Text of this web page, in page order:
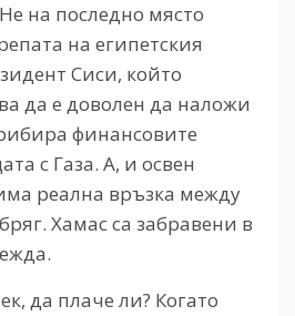
на последно място
на египетския
Сиси, който
да е доволен да наложи
финансовите
с Газа. А, и освен
реална връзка между
Хамас са забравени в
да плаче ли? Когато